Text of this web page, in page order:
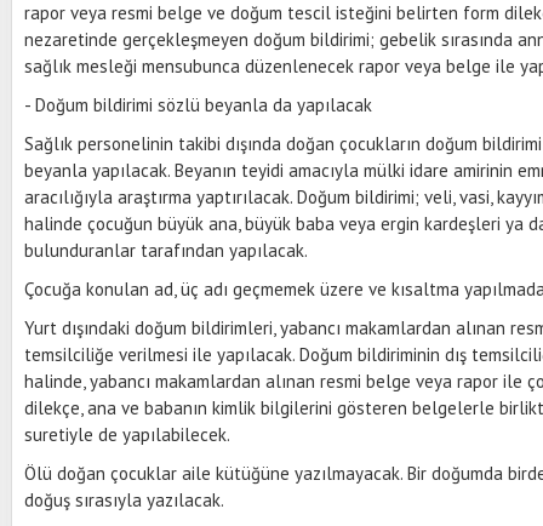
rapor veya resmi belge ve doğum tescil isteğini belirten form
nezaretinde gerçekleşmeyen doğum bildirimi; gebelik sırasında
sağlık mesleği mensubunca düzenlenecek rapor veya belge ile
- Doğum bildirimi sözlü beyanla da yapılacak
Sağlık personelinin takibi dışında doğan çocukların doğum
beyanla yapılacak. Beyanın teyidi amacıyla mülki idare amirinin
aracılığıyla araştırma yaptırılacak. Doğum bildirimi; veli, vasi,
halinde çocuğun büyük ana, büyük baba veya ergin kardeşleri ya
bulunduranlar tarafından yapılacak.
Çocuğa konulan ad, üç adı geçmemek üzere ve kısaltma
Yurt dışındaki doğum bildirimleri, yabancı makamlardan alınan
temsilciliğe verilmesi ile yapılacak. Doğum bildiriminin dış
halinde, yabancı makamlardan alınan resmi belge veya rapor ile
dilekçe, ana ve babanın kimlik bilgilerini gösteren belgelerle
suretiyle de yapılabilecek.
Ölü doğan çocuklar aile kütüğüne yazılmayacak. Bir doğumda
doğuş sırasıyla yazılacak.